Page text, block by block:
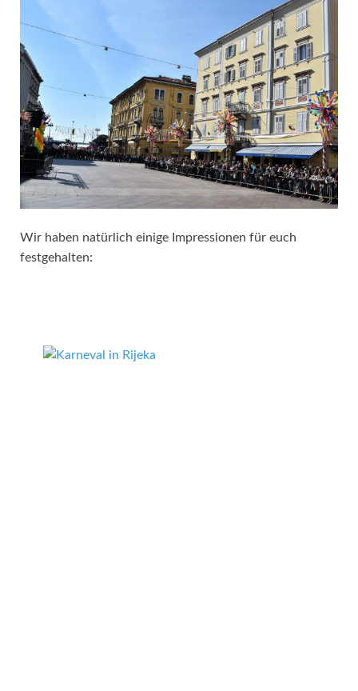
Wir haben natürlich einige Impressionen für euch
festgehalten: